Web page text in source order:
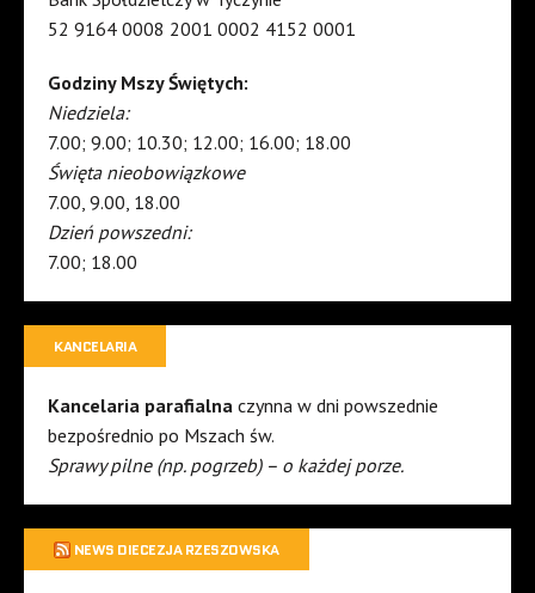
52 9164 0008 2001 0002 4152 0001
Godziny Mszy Świętych:
Niedziela:
7.00; 9.00; 10.30; 12.00; 16.00; 18.00
Święta nieobowiązkowe
7.00, 9.00, 18.00
Dzień powszedni:
7.00; 18.00
KANCELARIA
Kancelaria parafialna czynna w dni powszednie
bezpośrednio po Mszach św.
Sprawy pilne (np. pogrzeb) – o każdej porze.
NEWS DIECEZJA RZESZOWSKA